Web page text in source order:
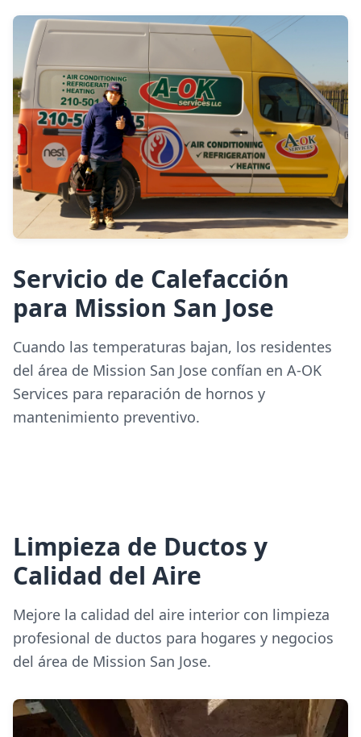
Servicio de Calefacción
para Mission San Jose
Cuando las temperaturas bajan, los residentes
del área de Mission San Jose confían en A-OK
Services para reparación de hornos y
mantenimiento preventivo.
Limpieza de Ductos y
Calidad del Aire
Mejore la calidad del aire interior con limpieza
profesional de ductos para hogares y negocios
del área de Mission San Jose.